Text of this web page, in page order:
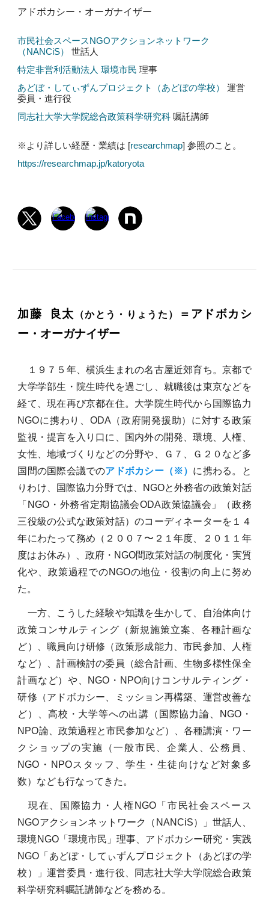
アドボカシー・オーガナイザー
市民社会スペースNGOアクションネットワーク
（NANCiS）
世話人
特定非営利活動法人 環境市民 理事
あどぼ・してぃずんプロジェクト（あどぼの学校）
運営
委員・進行役
同志社大学大学院総合政策科学研究科 嘱託講師
※より詳しい経歴・業績は [researchmap] 参照のこと。
https://researchmap.jp/katoryota
加藤 良太 （かとう・りょうた）
＝アドボカシ
ー・オーガナイザー
１９７５年、横浜生まれの名古屋近郊育ち。京都で
大学学部生・院生時代を過ごし、就職後は東京などを
経て、現在再び京都在住。 大学院生時代から国際協力
NGOに携わり、ODA（政府開発援助）に対する政策
監視・提言を入り口に、国内外の開発、環境、人権、
女性、地域づくりなどの分野や、Ｇ７、Ｇ２０など多
国間の国際会議でのアドボカシー（※） に携わる。と
りわけ、国際協力分野では、NGOと外務省の政策対話
「NGO・外務省定期協議会ODA政策協議会」（政務
三役級の公式な政策対話）のコーディネーターを１４
年にわたって務め（２００７〜２１年度、２０１１年
度はお休み）、政府・NGO間政策対話の制度化・実質
化や、政策過程でのNGOの地位・役割の向上に努め
た。
一方、こうした経験や知識を生かして、自治体向け
政策コンサルティング（新規施策立案、各種計画な
ど）、職員向け研修（政策形成能力、市民参加、人権
など）、計画検討の委員（総合計画、生物多様性保全
計画など）や、NGO・NPO向けコンサルティング・
研修（アドボカシー、ミッション再構築、運営改善な
ど）、高校・大学等への出講（国際協力論、NGO・
NPO論、政策過程と市民参加など）、各種講演・ワー
クショップの実施（一般市民、企業人、公務員、
NGO・NPOスタッフ、学生・生徒向けなど対象多
数）なども行なってきた。
現在、国際協力・人権NGO「市民社会スペース
NGOアクションネットワーク（NANCiS）」世話人、
環境NGO「環境市民」理事、アドボカシー研究・実践
NGO「あどぼ・してぃずんプロジェクト（あどぼの学
校）」運営委員・進行役、同志社大学大学院総合政策
科学研究科嘱託講師などを務める。